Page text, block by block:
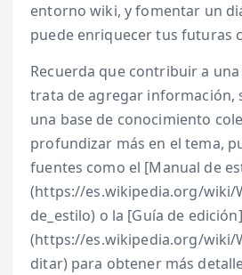
entorno wiki, y fomentar un
puede enriquecer tus futuras
Recuerda que contribuir a
trata de agregar información,
una base de conocimiento
profundizar más en el tema,
fuentes como el [Manual de
(https://es.wikipedia.org/wiki/
de_estilo) o la [Guía de edición]
(https://es.wikipedia.org/wiki/
ditar) para obtener más